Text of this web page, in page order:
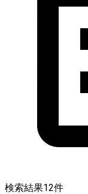
検索結果12件